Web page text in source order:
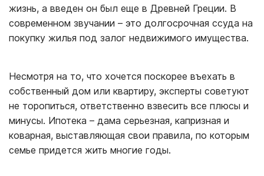
жизнь, а введен он был еще в Древней Греции. В
современном звучании – это долгосрочная ссуда на
покупку жилья под залог недвижимого имущества.
Несмотря на то, что хочется поскорее въехать в
собственный дом или квартиру, эксперты советуют
не торопиться, ответственно взвесить все плюсы и
минусы. Ипотека – дама серьезная, капризная и
коварная, выставляющая свои правила, по которым
семье придется жить многие годы.